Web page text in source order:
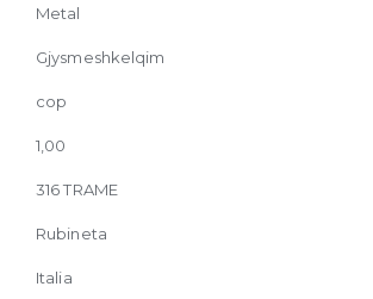
Metal
Gjysmeshkelqim
cop
1,00
316 TRAME
Rubineta
Italia